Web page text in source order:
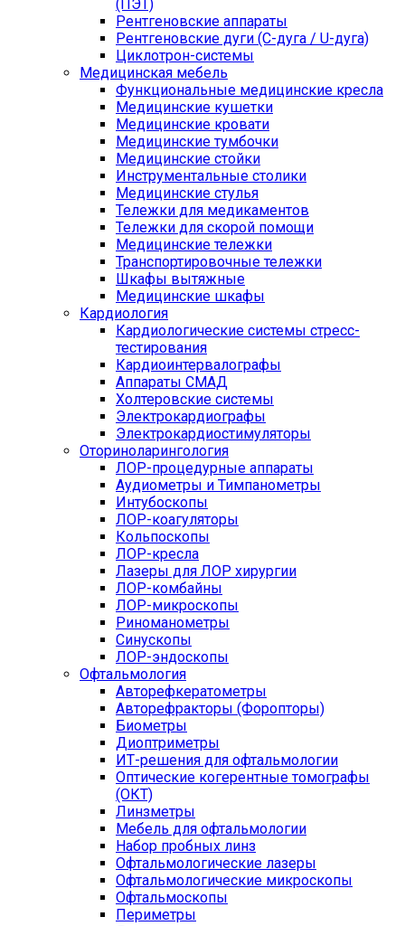
(ПЭТ)
Рентгеновские аппараты
Рентгеновские дуги (С-дуга / U-дуга)
Циклотрон-системы
Медицинская мебель
Функциональные медицинские кресла
Медицинские кушетки
Медицинские кровати
Медицинские тумбочки
Медицинские стойки
Инструментальные столики
Медицинские стулья
Тележки для медикаментов
Тележки для скорой помощи
Медицинские тележки
Транспортировочные тележки
Шкафы вытяжные
Медицинские шкафы
Кардиология
Кардиологические системы стресс-
тестирования
Кардиоинтервалографы
Аппараты СМАД
Холтеровские системы
Электрокардиографы
Электрокардиостимуляторы
Оториноларингология
ЛОР-процедурные аппараты
Аудиометры и Тимпанометры
Интубоскопы
ЛОР-коагуляторы
Кольпоскопы
ЛОР-кресла
Лазеры для ЛОР хирургии
ЛОР-комбайны
ЛОР-микроскопы
Риноманометры
Синускопы
ЛОР-эндоскопы
Офтальмология
Авторефкератометры
Авторефракторы (Форопторы)
Биометры
Диоптриметры
ИТ-решения для офтальмологии
Оптические когерентные томографы
(ОКТ)
Линзметры
Мебель для офтальмологии
Набор пробных линз
Офтальмологические лазеры
Офтальмологические микроскопы
Офтальмоскопы
Периметры